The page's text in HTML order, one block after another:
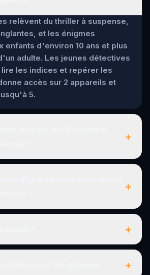
relèvent du thriller à suspense,
et les énigmes
enfants d'environ 10 ans et plus
adulte. Les jeunes détectives
les indices et repérer les
accès sur 2 appareils et
5.
+
+
+
+